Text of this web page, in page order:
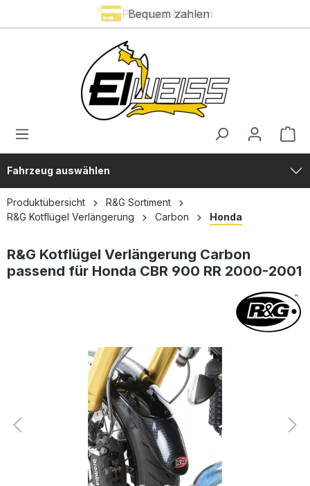
Premium Marken
Bequem zahlen
Fahrzeug auswählen
Produktübersicht
R&G Sortiment
R&G Kotflügel Verlängerung
Carbon Honda
R&G Kotflügel Verlängerung Carbon
passend für Honda CBR 900 RR 2000-2001
Bildergalerie überspringen